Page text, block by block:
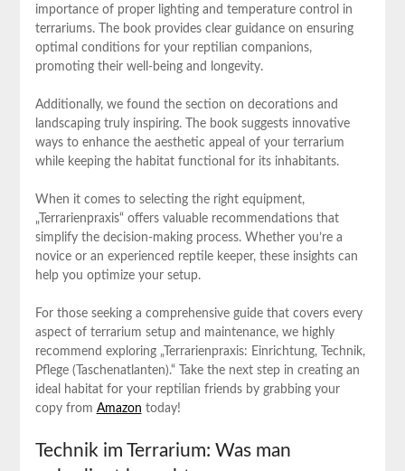
importance of ⁤proper ⁢lighting and temperature​ control in
terrariums. The book‍ provides⁣ clear ⁤guidance on ensuring
optimal conditions for your reptilian companions,
promoting their well-being⁤ and longevity.
Additionally, we found the section on decorations and
landscaping truly inspiring. The book suggests ⁣innovative
ways ⁤to enhance the‌ aesthetic appeal of ⁣your terrarium
while keeping the habitat functional for its inhabitants.
When ⁣it comes to selecting the⁣ right equipment,
„Terrarienpraxis“ offers valuable recommendations that
simplify the decision-making ‌process. ‌Whether you’re a
novice or an experienced reptile keeper, these insights‌ can
help you optimize your setup.
For those seeking a comprehensive guide that covers every
aspect of terrarium setup and maintenance, ‍we highly
⁤recommend exploring „Terrarienpraxis: Einrichtung, Technik,
Pflege (Taschenatlanten).“ Take the next ⁣step in creating an
ideal habitat for your⁣ reptilian friends by grabbing your
copy from‍ Amazon today!
Technik⁤ im Terrarium:⁤ Was man